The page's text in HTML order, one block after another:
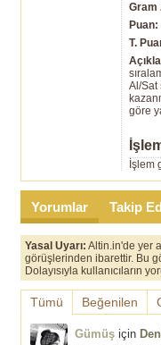
Gram
Puan:
T.
Al/Sat
göre
İşlem
Yorumlar Takip
Yasal Uyarı: Altin.in'de yer
görüşlerinden ibarettir. Bu
Dolayısıyla kullanıcıların
Tümü Beğenilen
Gümüş için